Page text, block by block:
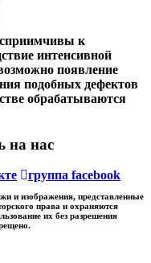
к
интенсивной
появление
подобных дефектов
обрабатываются
на нас
группа facebook
и изображения, представленные
права и охраняются
их без разрешения